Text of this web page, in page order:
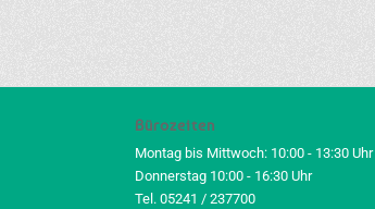
Bürozeiten
Montag bis Mittwoch: 10:00 - 13:30 Uhr
Donnerstag 10:00 - 16:30 Uhr
Tel. 05241 / 237700